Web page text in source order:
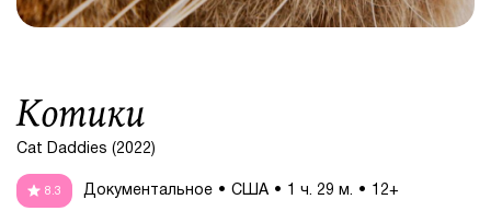
Котики
Cat Daddies (2022)
8.3 Документальное США 1 ч. 29 м. 12+